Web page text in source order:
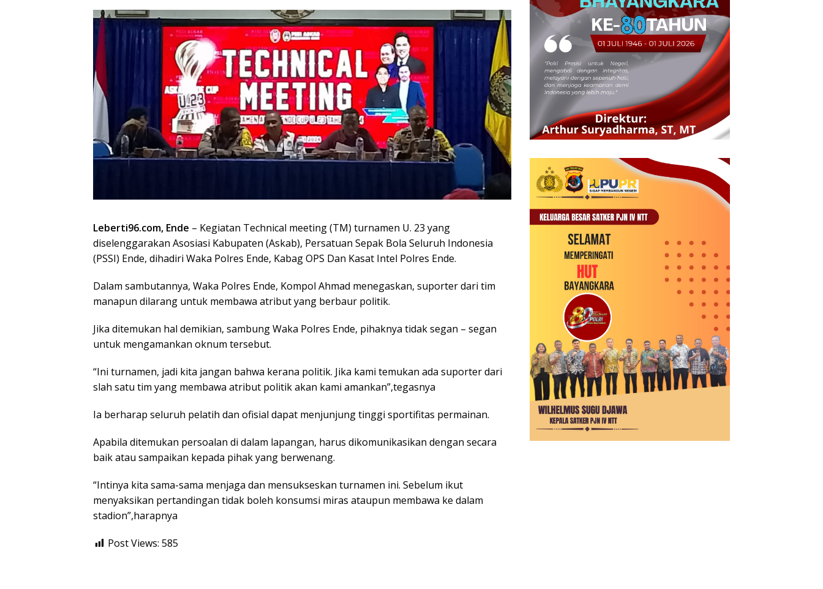
Leberti96.com, Ende – Kegiatan Technical meeting (TM) turnamen U. 23 yang
diselenggarakan Asosiasi Kabupaten (Askab), Persatuan Sepak Bola Seluruh Indonesia
(PSSI) Ende, dihadiri Waka Polres Ende, Kabag OPS Dan Kasat Intel Polres Ende.
Dalam sambutannya, Waka Polres Ende, Kompol Ahmad menegaskan, suporter dari tim
manapun dilarang untuk membawa atribut yang berbaur politik.
Jika ditemukan hal demikian, sambung Waka Polres Ende, pihaknya tidak segan – segan
untuk mengamankan oknum tersebut.
“Ini turnamen, jadi kita jangan bahwa kerana politik. Jika kami temukan ada suporter dari
slah satu tim yang membawa atribut politik akan kami amankan”,tegasnya
Ia berharap seluruh pelatih dan ofisial dapat menjunjung tinggi sportifitas permainan.
Apabila ditemukan persoalan di dalam lapangan, harus dikomunikasikan dengan secara
baik atau sampaikan kepada pihak yang berwenang.
“Intinya kita sama-sama menjaga dan mensukseskan turnamen ini. Sebelum ikut
menyaksikan pertandingan tidak boleh konsumsi miras ataupun membawa ke dalam
stadion”,harapnya
Post Views: 585